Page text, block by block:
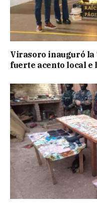
Virasoro inauguró la
fuerte acento local e